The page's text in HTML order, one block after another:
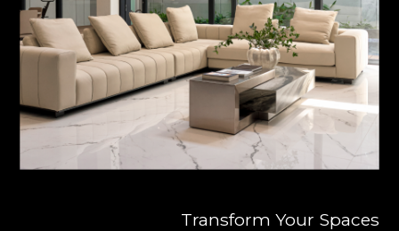
Transform Your Spaces